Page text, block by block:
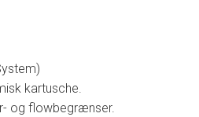
kartusche.
og flowbegrænser.